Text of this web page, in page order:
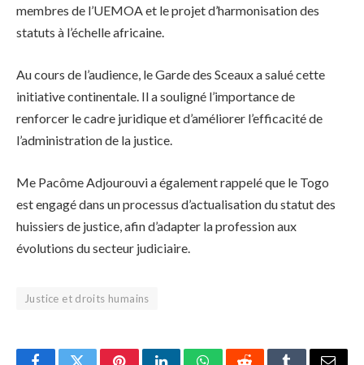
membres de l’UEMOA et le projet d’harmonisation des
statuts à l’échelle africaine.
Au cours de l’audience, le Garde des Sceaux a salué cette
initiative continentale. Il a souligné l’importance de
renforcer le cadre juridique et d’améliorer l’efficacité de
l’administration de la justice.
Me Pacôme Adjourouvi a également rappelé que le Togo
est engagé dans un processus d’actualisation du statut des
huissiers de justice, afin d’adapter la profession aux
évolutions du secteur judiciaire.
Justice et droits humains